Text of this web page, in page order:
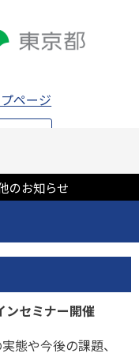
ページ
のお知らせ
セミナー開催
態や今後の課題、